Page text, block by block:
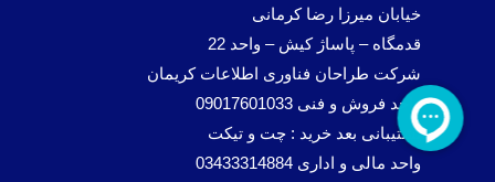
خیابان میرزا رضا کرمانی
قدمگاه – پاساژ کیش – واحد 22
شرکت طراحان فناوری اطلاعات کریمان
واحد فروش و فنی 09017601033
پشتیبانی بعد خرید : چت و تیکت
واحد مالی و اداری 03433314884